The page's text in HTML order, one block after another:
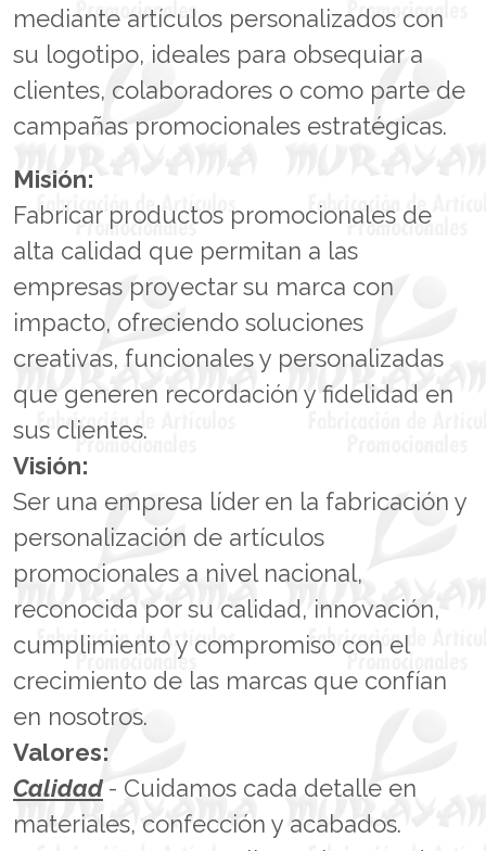
mediante artículos personalizados con
su logotipo, ideales para obsequiar a
clientes, colaboradores o como parte de
campañas promocionales estratégicas.
Misión:
Fabricar productos promocionales de
alta calidad que permitan a las
empresas proyectar su marca con
impacto, ofreciendo soluciones
creativas, funcionales y personalizadas
que generen recordación y fidelidad en
sus clientes.
Visión:
Ser una empresa líder en la fabricación y
personalización de artículos
promocionales a nivel nacional,
reconocida por su calidad, innovación,
cumplimiento y compromiso con el
crecimiento de las marcas que confían
en nosotros.
Valores:
Calidad - Cuidamos cada detalle en
materiales, confección y acabados.